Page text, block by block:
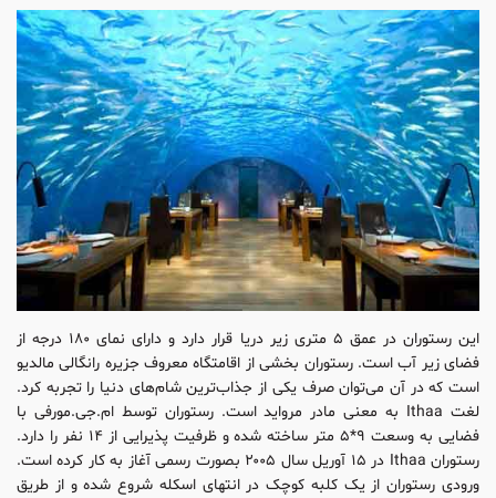
این رستوران در عمق ۵ متری زیر دریا قرار دارد و دارای نمای ۱۸۰ درجه از
فضای زیر آب است. رستوران بخشی از اقامتگاه معروف جزیره رانگالی مالدیو
است که در آن می‌توان صرف یکی از جذاب‌ترین شام‌های دنیا را تجربه کرد.
لغت Ithaa به معنی مادر مرواید است. رستوران توسط ام.جی.مورفی با
فضایی به وسعت ۹*۵ متر ساخته شده و ظرفیت پذیرایی از ۱۴ نفر را دارد.
رستوران Ithaa در ۱۵ آوریل سال ۲۰۰۵ بصورت رسمی آغاز به کار کرده است.
ورودی رستوران از یک کلبه کوچک در انتهای اسکله شروع شده و از طریق